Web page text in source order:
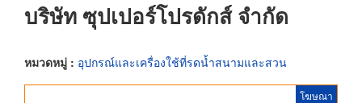
บริษัท ซุปเปอร์โปรดักส์ จำกัด
หมวดหมู่ : อุปกรณ์และเครื่องใช้ที่รดน้ำสนามและสวน
โฆษณา